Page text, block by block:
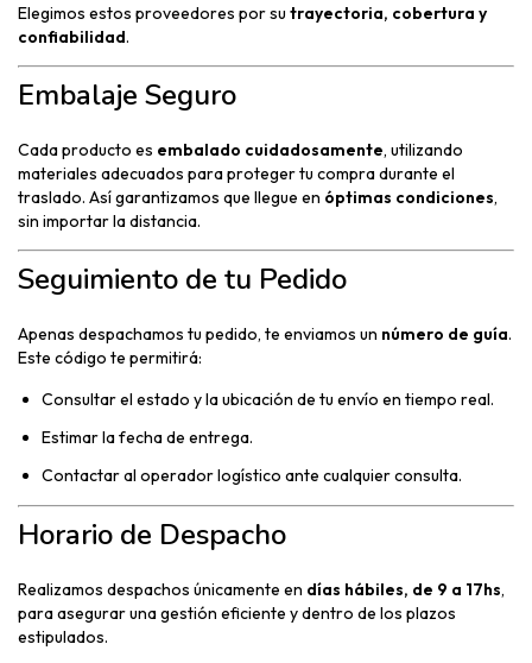
Elegimos estos proveedores por su trayectoria, cobertura y
confiabilidad.
Embalaje Seguro
Cada producto es embalado cuidadosamente, utilizando
materiales adecuados para proteger tu compra durante el
traslado. Así garantizamos que llegue en óptimas condiciones,
sin importar la distancia.
Seguimiento de tu Pedido
Apenas despachamos tu pedido, te enviamos un número de guía.
Este código te permitirá:
Consultar el estado y la ubicación de tu envío en tiempo real.
Estimar la fecha de entrega.
Contactar al operador logístico ante cualquier consulta.
Horario de Despacho
Realizamos despachos únicamente en días hábiles, de 9 a 17hs,
para asegurar una gestión eficiente y dentro de los plazos
estipulados.